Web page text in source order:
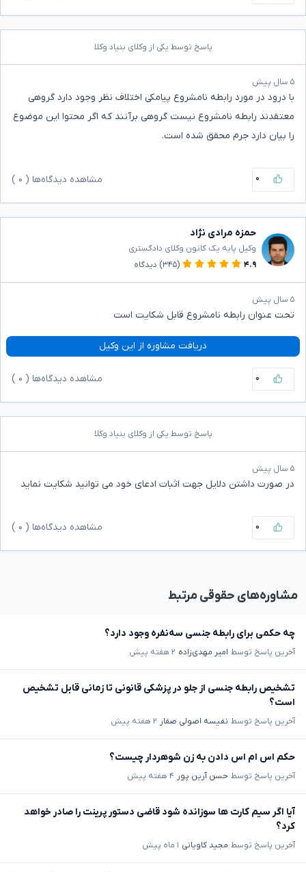
پاسخ توسط یکی از وکلای بنیاد وکلا
۵ سال پیش
با درود در مورد رابطه نامشروع پیامکی اختلاف نظر وجود دارد گروهی
معتقدند رابطه نامشروع نیست گروهی برآنند که اگر محتوا این موضوع
را بیان دارد جرم محقق شده است.
۰ مشاهده دیدگاه‌ها ( ۰
حمزه مرادی نژاد
وکیل پایه یک کانون وکلای دادگستری
۴.۹
(۳۴۵) دیدگاه
۵ سال پیش
تحت عنوان رابطه نامشروع قابل شکایت است
دریافت مشاوره از این وکیل
۰ مشاهده دیدگاه‌ها ( ۰
پاسخ توسط یکی از وکلای بنیاد وکلا
۵ سال پیش
در صورت داشتن دلایل جهت اثبات ادعای خود می توانید شکایت نماید
۰ مشاهده دیدگاه‌ها ( ۰
مشاوره‌های حقوقی مرتبط
چه حکمی برای رابطه جنسی سه‌نفره وجود دارد؟
آخرین پاسخ توسط امیر مهدی‌زاده ۲ هفته پیش
تشخیص رابطه جنسی از جلو در پزشکی قانونی تا زمانی قابل تشخیص
است؟
آخرین پاسخ توسط نفیسه اصولی صفار ۲ هفته پیش
حکم اس ام اس دادن به زن شوهردار چیست؟
آخرین پاسخ توسط حسن آرین پور ۴ هفته پیش
آیا اگر سیم کارت ها سوزانده شود قاضی دستور پرینت را صادر خواهد
کرد؟
آخرین پاسخ توسط مجید کاویانی ۱ ماه پیش